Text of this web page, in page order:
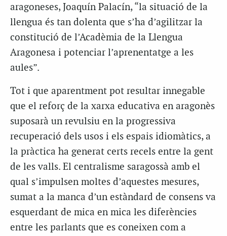
aragoneses, Joaquín Palacín, “la situació de la
llengua és tan dolenta que s’ha d’agilitzar la
constitució de l’Acadèmia de la Llengua
Aragonesa i potenciar l’aprenentatge a les
aules”.
Tot i que aparentment pot resultar innegable
que el reforç de la xarxa educativa en aragonès
suposarà un revulsiu en la progressiva
recuperació dels usos i els espais idiomàtics, a
la pràctica ha generat certs recels entre la gent
de les valls. El centralisme saragossà amb el
qual s’impulsen moltes d’aquestes mesures,
sumat a la manca d’un estàndard de consens va
esquerdant de mica en mica les diferències
entre les parlants que es coneixen com a